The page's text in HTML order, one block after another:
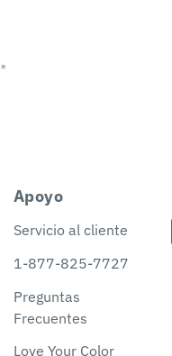
Apoyo
Servicio al cliente
1-877-825-7727
Preguntas
Frecuentes
Love Your Color